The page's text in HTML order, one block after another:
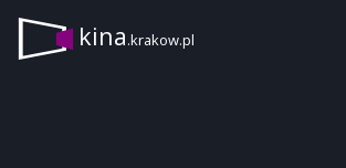
kina.krakow.pl